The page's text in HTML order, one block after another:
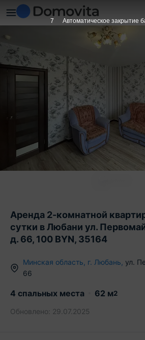
Аренда 2-комнатной
сутки в Любани ул.
д. 66, 100 BYN, 35164
Минская область г. Любань ул.
66
4 спальных места 62 м2
Обновлено: 29.07.2025
6 Автоматическое закрытие